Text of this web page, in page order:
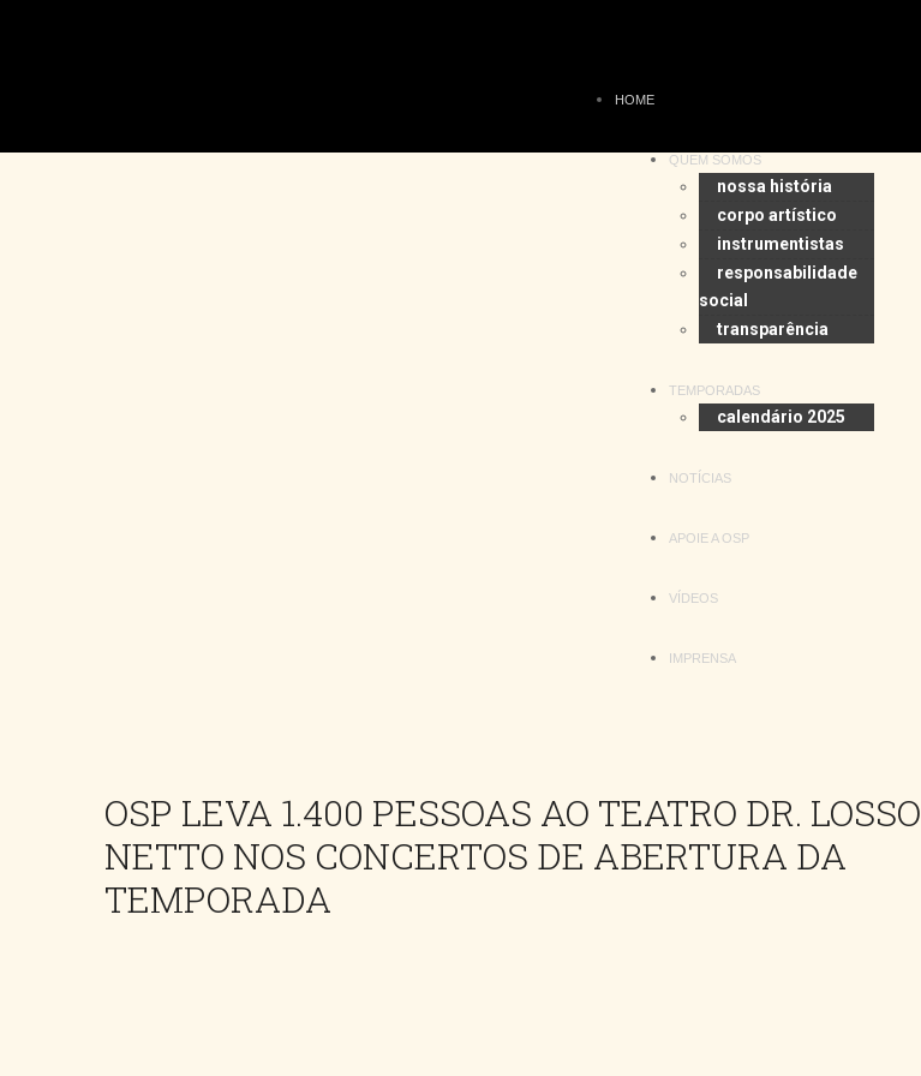
HOME
QUEM SOMOS
nossa história
corpo artístico
instrumentistas
responsabilidade
social
transparência
TEMPORADAS
calendário 2025
NOTÍCIAS
APOIE A OSP
VÍDEOS
IMPRENSA
OSP LEVA 1.400 PESSOAS AO TEATRO DR. LOSSO
NETTO NOS CONCERTOS DE ABERTURA DA
TEMPORADA